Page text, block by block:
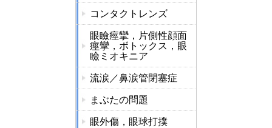
コンタクトレンズ
眼瞼痙攣，片側性顔面
痙攣，ボトックス，眼
瞼ミオキニア
流涙／鼻涙管閉塞症
まぶたの問題
眼外傷，眼球打撲